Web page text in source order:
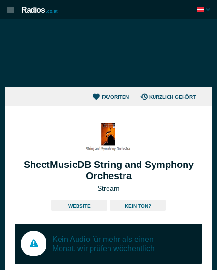
Radios .co.at
FAVORITEN KÜRZLICH GEHÖRT
SheetMusicDB String and Symphony
Orchestra
Stream
WEBSITE KEIN TON?
Kein Audio für mehr als einen
Monat, wir prüfen wöchentlich